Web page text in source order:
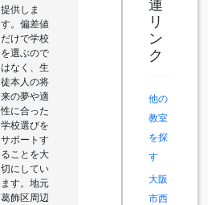
提供しま
す。偏差値
だけで学校
を選ぶので
はなく、生
徒本人の将
来の夢や適
性に合った
学校選びを
サポートす
ることを大
切にしてい
ます。地元
葛飾区周辺
連
リ
ン
ク
他の
教室
を探
す
大阪
市西